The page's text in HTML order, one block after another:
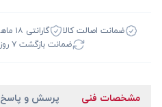
ضمانت اصالت کالا گارانتی ۱۸ ماهه شرکتی
ضمانت بازگشت ۷ روزه
مشخصات فنی پرسش و پاسخ